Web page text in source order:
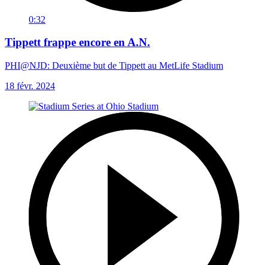
0:32
Tippett frappe encore en A.N.
PHI@NJD: Deuxième but de Tippett au MetLife Stadium
18 févr. 2024